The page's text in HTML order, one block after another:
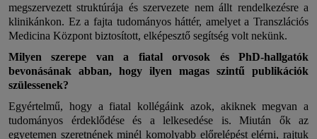
megszervezett struktúrája és szervezete nem állt rendelkezésre a
klinikánkon. Ez a fajta tudományos háttér, amelyet a Transzlációs
Medicina Központ biztosított, elképesztő segítség volt nekünk.
Milyen szerepe van a fiatal orvosok és PhD-hallgatók
bevonásának abban, hogy ilyen magas szintű publikációk
szülessenek?
Egyértelmű, hogy a fiatal kollégáink azok, akiknek megvan a
tudományos érdeklődése és a lelkesedése is. Miután ők az
egyetemen szeretnének minél komolyabb előrelépést elérni, rajtuk